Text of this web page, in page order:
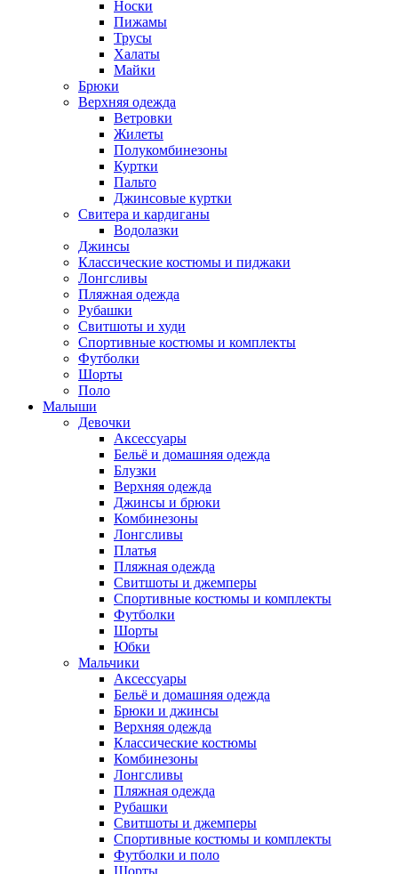
Носки
Пижамы
Трусы
Халаты
Майки
Брюки
Верхняя одежда
Ветровки
Жилеты
Полукомбинезоны
Куртки
Пальто
Джинсовые куртки
Свитера и кардиганы
Водолазки
Джинсы
Классические костюмы и пиджаки
Лонгсливы
Пляжная одежда
Рубашки
Свитшоты и худи
Спортивные костюмы и комплекты
Футболки
Шорты
Поло
Малыши
Девочки
Аксессуары
Бельё и домашняя одежда
Блузки
Верхняя одежда
Джинсы и брюки
Комбинезоны
Лонгсливы
Платья
Пляжная одежда
Свитшоты и джемперы
Спортивные костюмы и комплекты
Футболки
Шорты
Юбки
Мальчики
Аксессуары
Бельё и домашняя одежда
Брюки и джинсы
Верхняя одежда
Классические костюмы
Комбинезоны
Лонгсливы
Пляжная одежда
Рубашки
Свитшоты и джемперы
Спортивные костюмы и комплекты
Футболки и поло
Шорты